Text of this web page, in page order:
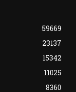
59669
23137
15342
11025
8360